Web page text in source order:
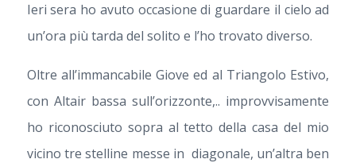
Ieri sera ho avuto occasione di guardare il cielo ad
un’ora più tarda del solito e l’ho trovato diverso.
Oltre all’immancabile Giove ed al Triangolo Estivo,
con Altair bassa sull’orizzonte,.. improvvisamente
ho riconosciuto sopra al tetto della casa del mio
vicino tre stelline messe in diagonale, un’altra ben